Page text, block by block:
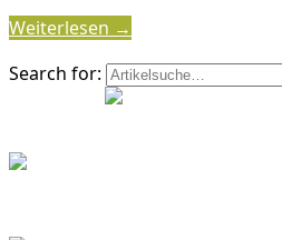
Weiterlesen →
Search for: